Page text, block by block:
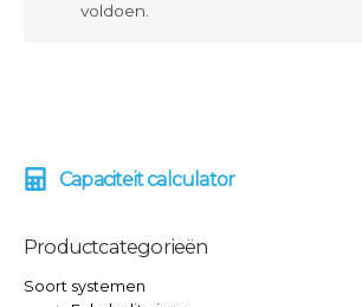
Capaciteit calculator
Productcategorieën
Soort systemen
voldoen.